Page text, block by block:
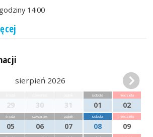
14:00
sierpień 2026
29 30 31
sobota
01
niedziela
02
środa
05
czwartek
06
piątek
07
sobota
08
niedziela
09